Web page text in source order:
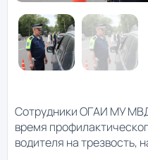
Сотрудники ОГАИ МУ
время
водителя на трезвость,